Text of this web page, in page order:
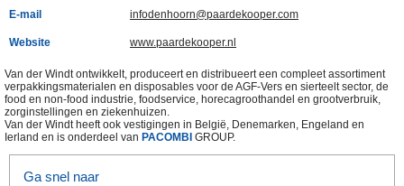
E-mail infodenhoorn@paardekooper.com
Website www.paardekooper.nl
Van der Windt ontwikkelt, produceert en distribueert een compleet assortiment
verpakkingsmaterialen en disposables voor de AGF-Vers en sierteelt sector, de
food en non-food industrie, foodservice, horecagroothandel en grootverbruik,
zorginstellingen en ziekenhuizen.
Van der Windt heeft ook vestigingen in België, Denemarken, Engeland en
Ierland en is onderdeel van PACOMBI GROUP.
Ga snel naar